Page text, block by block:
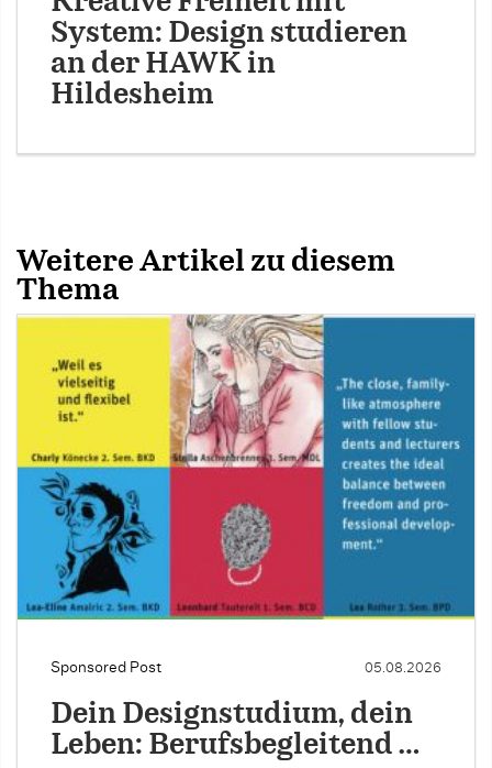
System: Design studieren
an der HAWK in
Hildesheim
Weitere Artikel zu diesem
Thema
Sponsored Post 05.08.2026
Dein Designstudium, dein
Leben: Berufsbegleitend …